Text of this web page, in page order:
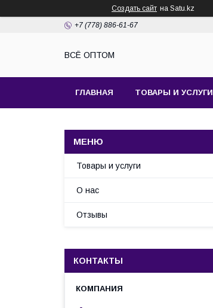
Создать сайт на Satu.kz
+7 (778) 886-61-67
ВСЁ ОПТОМ
ГЛАВНАЯ ТОВАРЫ И УСЛУГИ
Товары и услуги
О нас
Отзывы
КОНТАКТЫ